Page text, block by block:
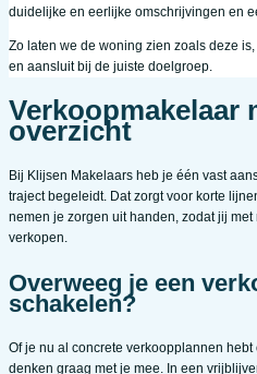
duidelijke en eerlijke omschrijvingen en
Zo laten we de woning zien zoals deze
en aansluit bij de juiste doelgroep.
Verkoopmakelaar
overzicht
Bij Klijsen Makelaars heb je één vast
traject begeleidt. Dat zorgt voor korte
nemen je zorgen uit handen, zodat jij
verkopen.
Overweeg je een
schakelen?
Of je nu al concrete verkoopplannen
denken graag met je mee. In een